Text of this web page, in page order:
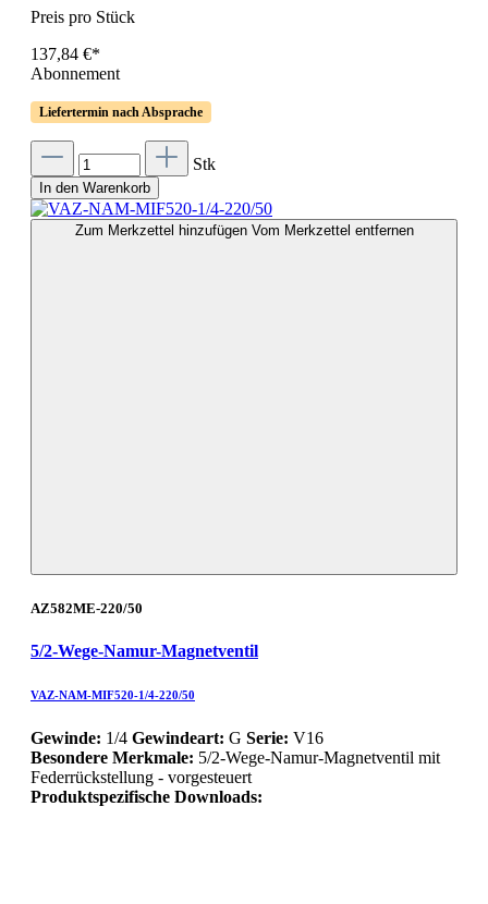
Preis pro Stück
137,84 €*
Abonnement
Liefertermin nach Absprache
Stk
In den Warenkorb
Zum Merkzettel hinzufügen Vom Merkzettel entfernen
AZ582ME-220/50
5/2-Wege-Namur-Magnetventil
VAZ-NAM-MIF520-1/4-220/50
Gewinde: 1/4 Gewindeart: G Serie: V16
Besondere Merkmale: 5/2-Wege-Namur-Magnetventil mit
Federrückstellung - vorgesteuert
Produktspezifische Downloads: